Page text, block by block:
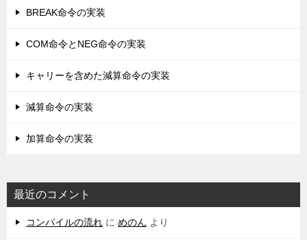
BREAK命令の実装
COM命令とNEG命令の実装
キャリーを含めた減算命令の実装
減算命令の実装
加算命令の実装
最近のコメント
コンパイルの流れ に めのん より